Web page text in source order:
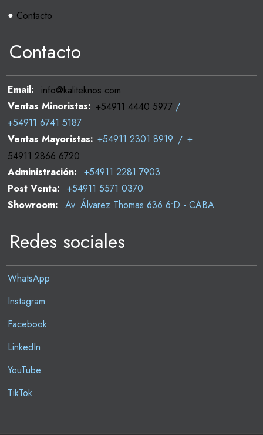
● Contacto
Contacto
Email:
info@kaliteknos.com
Ventas Minoristas: +54911 4440 5977 /
+54911 6741 5187
Ventas Mayoristas: +54911 2301 8919 / +
54911 2866 6720
Administración: +54911 2281 7903
Post Venta: +54911 5571 0370
Showroom: Av. Álvarez Thomas 636 6ºD - CABA
Redes sociales
WhatsApp
Instagram
Facebook
LinkedIn
YouTube
TikTok